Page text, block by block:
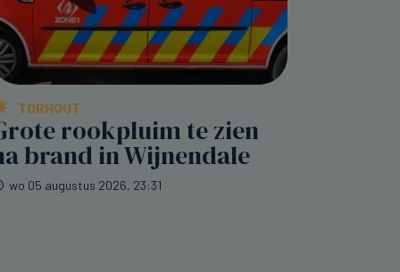
TORHOUT
rookpluim te zien
brand in Wijnendale
wo 05 augustus 2026, 23:31